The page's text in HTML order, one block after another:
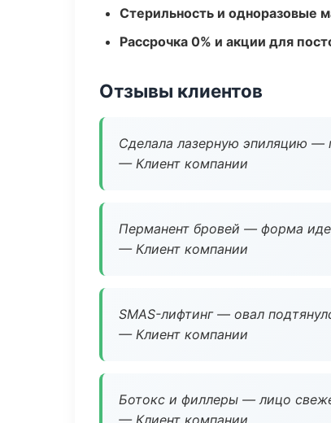
Стерильность и одноразовые
Рассрочка 0% и акции для
Отзывы клиентов
Сделала лазерную эпиляцию —
— Клиент компании
Перманент бровей — форма
— Клиент компании
SMAS-лифтинг — овал
— Клиент компании
Ботокс и филлеры — лицо
— Клиент компании